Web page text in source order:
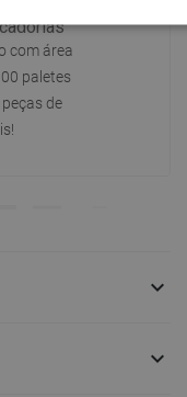
com área
paletes
de

